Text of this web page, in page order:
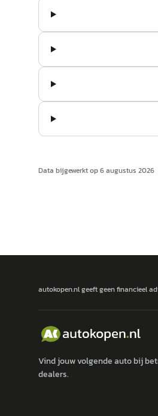
Data bijgewerkt op6 augustus 2026
autokopen.nl geeft geen financieel
Vind jouw volgende auto bij
dealers.